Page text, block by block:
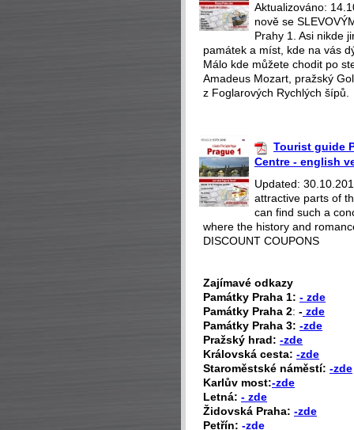
Aktualizováno:
nově se
Prahy 1. Asi nikde
památek a míst, kde na vás
Málo kde můžete chodit po
Amadeus Mozart, pražský
z Foglarových Rychlých šípů.
Tourist guide
Centre - english
Updated:
attractive parts of
can find such a
where the history and
DISCOUNT COUPONS
Zajímavé odkazy
Památky Praha 1: - zde
Památky Praha 2: - zde
Památky Praha 3: -zde
Pražský hrad: -zde
Královská cesta: -zde
Staroměstské náměstí: -zde
Karlův most:-zde
Letná: - zde
Židovská Praha: -zde
Petřín: -zde